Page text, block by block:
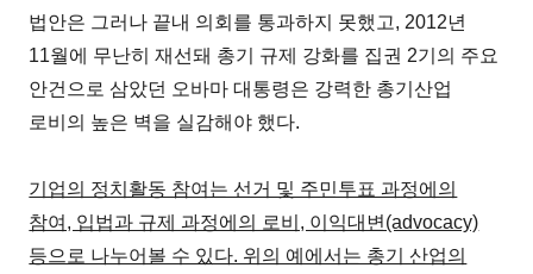
법안은 그러나 끝내 의회를 통과하지 못했고, 2012년
11월에 무난히 재선돼 총기 규제 강화를 집권 2기의 주요
안건으로 삼았던 오바마 대통령은 강력한 총기산업
로비의 높은 벽을 실감해야 했다.
기업의 정치활동 참여는 선거 및 주민투표 과정에의
참여, 입법과 규제 과정에의 로비, 이익대변(advocacy)
등으로 나누어볼 수 있다. 위의 예에서는 총기 산업의